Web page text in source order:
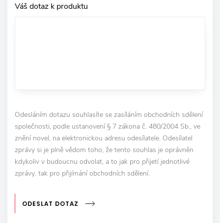
Váš dotaz k produktu
Odesláním dotazu souhlasíte se zasíláním obchodních sdělení
společnosti, podle ustanovení § 7 zákona č. 480/2004 Sb., ve
znění novel, na elektronickou adresu odesílatele. Odesílatel
zprávy si je plně vědom toho, že tento souhlas je oprávněn
kdykoliv v budoucnu odvolat, a to jak pro přijetí jednotlivé
zprávy, tak pro přijímání obchodních sdělení.
ODESLAT DOTAZ